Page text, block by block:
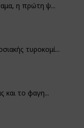
η πρώτη ψ...
τυροκομί...
και το φαγη...